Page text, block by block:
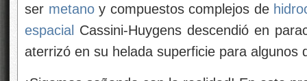
ser metanoy compuestos complejos de
espacial Cassini-Huygens descendió en
aterrizó en su helada superficie para algunos